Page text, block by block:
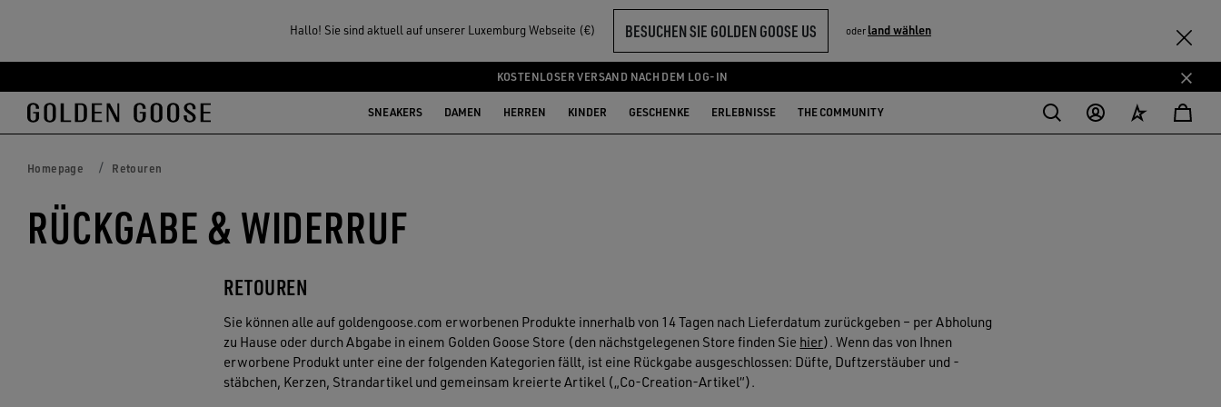
Hallo! Sie sind aktuell auf unserer Luxemburg Webseite (€) BESUCHEN SIE GOLDEN GOOSE US oder land wählen
Zum
Hauptinhalt
springen
Zum
Footer-
Inhalt
KOSTENLOSER VERSAND NACH DEM LOG-IN
SNEAKERS DAMEN HERREN KINDER GESCHENKE ERLEBNISSE THE COMMUNITY
Homepage Retouren
RÜCKGABE & WIDERRUF
RETOUREN
Sie können alle auf goldengoose.com erworbenen Produkte innerhalb von 14 Tagen nach Lieferdatum zurückgeben – per Abholung
zu Hause oder durch Abgabe in einem Golden Goose Store (den nächstgelegenen Store finden Sie hier). Wenn das von Ihnen
erworbene Produkt unter eine der folgenden Kategorien fällt, ist eine Rückgabe ausgeschlossen: Düfte, Duftzerstäuber und -
stäbchen, Kerzen, Strandartikel und gemeinsam kreierte Artikel („Co-Creation-Artikel“).